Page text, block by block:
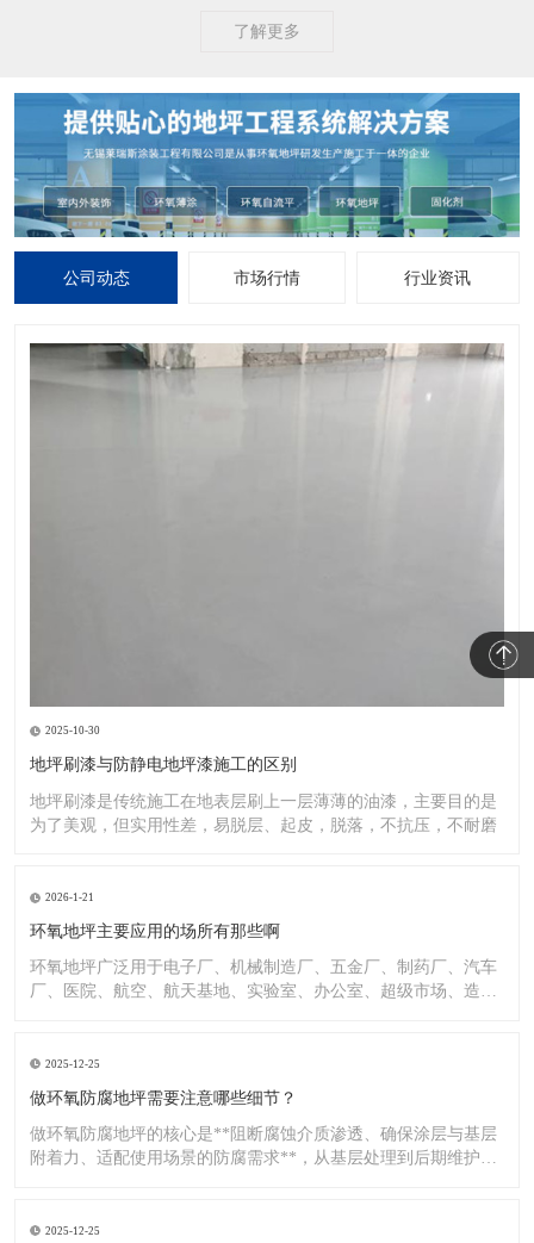
了解更多
公司动态 市场行情 行业资讯
2025-10-30
地坪刷漆与防静电地坪漆施工的区别
地坪刷漆是传统施工在地表层刷上一层薄薄的油漆，主要目的是
为了美观，但实用性差，易脱层、起皮，脱落，不抗压，不耐磨
2026-1-21
环氧地坪主要应用的场所有那些啊
环氧地坪广泛用于电子厂、机械制造厂、五金厂、制药厂、汽车
厂、医院、航空、航天基地、实验室、办公室、超级市场、造纸
2025-12-25
做环氧防腐地坪需要注意哪些细节？
做环氧防腐地坪的核心是**阻断腐蚀介质渗透、确保涂层与基层
附着力、适配使用场景的防腐需求**，从基层处理到后期维护，
2025-12-25